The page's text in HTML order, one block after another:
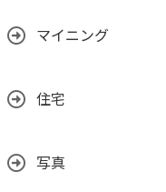
マイニング
住宅
写真